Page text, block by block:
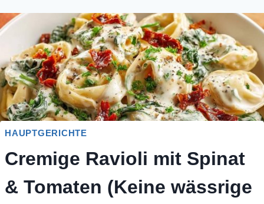
HAUPTGERICHTE
Cremige Ravioli mit Spinat
& Tomaten (Keine wässrige